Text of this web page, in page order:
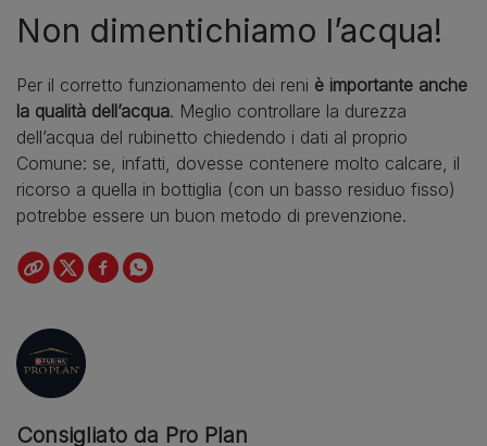
Non dimentichiamo l’acqua!
Per il corretto funzionamento dei reni è importante anche
la qualità dell’acqua. Meglio controllare la durezza
dell’acqua del rubinetto chiedendo i dati al proprio
Comune: se, infatti, dovesse contenere molto calcare, il
ricorso a quella in bottiglia (con un basso residuo fisso)
potrebbe essere un buon metodo di prevenzione.
Consigliato da Pro Plan